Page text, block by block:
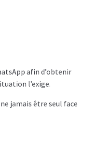
afin d’obtenir
l’exige.
jamais être seul face